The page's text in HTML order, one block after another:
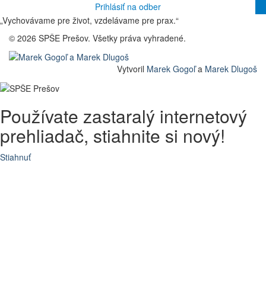
„Vychovávame pre život, vzdelávame pre prax.“
© 2026 SPŠE Prešov. Všetky práva vyhradené.
Vytvoril Marek Gogoľa Marek Dlugoš
Používate zastaralý internetový
prehliadač, stiahnite si nový!
Stiahnuť